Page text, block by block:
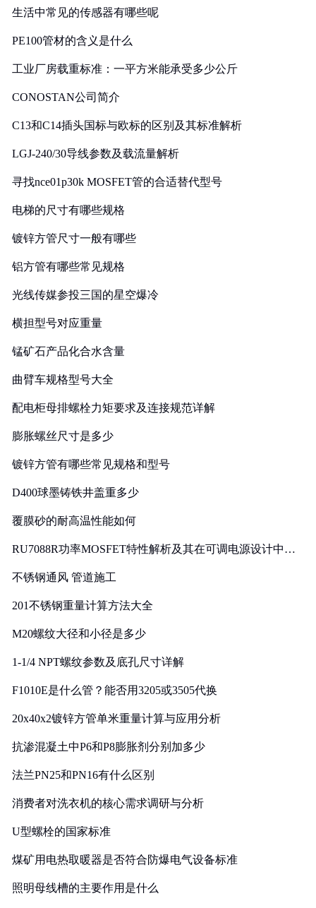
生活中常见的传感器有哪些呢
PE100管材的含义是什么
工业厂房载重标准：一平方米能承受多少公斤
CONOSTAN公司简介
C13和C14插头国标与欧标的区别及其标准解析
LGJ-240/30导线参数及载流量解析
寻找nce01p30k MOSFET管的合适替代型号
电梯的尺寸有哪些规格
镀锌方管尺寸一般有哪些
铝方管有哪些常见规格
光线传媒参投三国的星空爆冷
横担型号对应重量
锰矿石产品化合水含量
曲臂车规格型号大全
配电柜母排螺栓力矩要求及连接规范详解
膨胀螺丝尺寸是多少
镀锌方管有哪些常见规格和型号
D400球墨铸铁井盖重多少
覆膜砂的耐高温性能如何
RU7088R功率MOSFET特性解析及其在可调电源设计中的
不锈钢通风 管道施工
201不锈钢重量计算方法大全
M20螺纹大径和小径是多少
1-1/4 NPT螺纹参数及底孔尺寸详解
F1010E是什么管？能否用3205或3505代换
20x40x2镀锌方管单米重量计算与应用分析
抗渗混凝土中P6和P8膨胀剂分别加多少
法兰PN25和PN16有什么区别
消费者对洗衣机的核心需求调研与分析
U型螺栓的国家标准
煤矿用电热取暖器是否符合防爆电气设备标准
照明母线槽的主要作用是什么